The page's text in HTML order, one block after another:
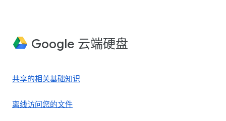
Google 云端硬盘
共享的相关基础知识
离线访问您的文件